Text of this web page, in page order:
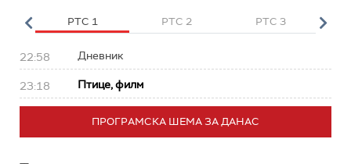
РТС 1 РТС 2 РТС 3
22:58 Дневник
23:18 Птице, филм
ПРОГРАМСКА ШЕМА ЗА ДАНАС